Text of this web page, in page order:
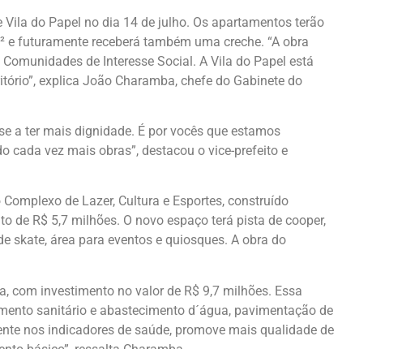
do Papel no dia 14 de julho. Os apartamentos terão
futuramente receberá também uma creche. “A obra
de Interesse Social. A Vila do Papel está
explica João Charamba, chefe do Gabinete do
a ter mais dignidade. É por vocês que estamos
vez mais obras”, destacou o vice-prefeito e
de Lazer, Cultura e Esportes, construído
R$ 5,7 milhões. O novo espaço terá pista de cooper,
skate, área para eventos e quiosques. A obra do
com investimento no valor de R$ 9,7 milhões. Essa
sanitário e abastecimento d´água, pavimentação de
nos indicadores de saúde, promove mais qualidade de